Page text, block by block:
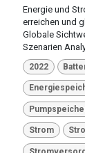
Energie und
erreichen und
Globale
Szenarien
2022
Strom